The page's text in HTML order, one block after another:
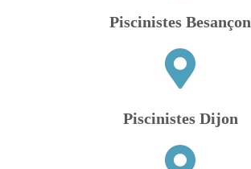
Piscinistes Besançon
Piscinistes Dijon